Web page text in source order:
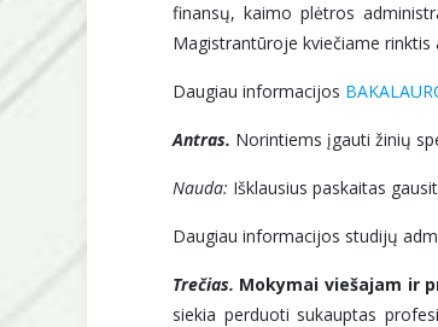
finansų, kaimo plėtros
Magistrantūroje kviečiame
Daugiau informacijos
Antras. Norintiems įgauti žinių
Nauda: Išklausius paskaitas
Daugiau informacijos studijų
Trečias. Mokymai viešajam ir
siekia perduoti sukauptas